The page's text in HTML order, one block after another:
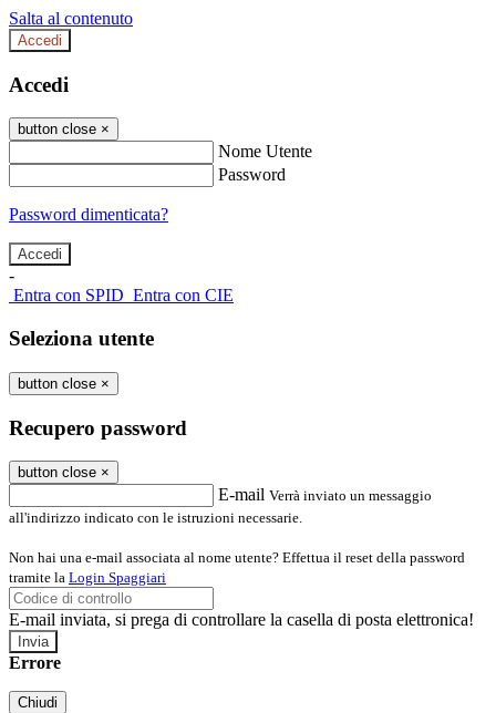
Salta al contenuto
Accedi
Accedi
button close ×
Nome Utente
Password
Password dimenticata?
-
Entra con SPID Entra con CIE
Seleziona utente
button close ×
Recupero password
button close ×
E-mail Verrà inviato un messaggio
all'indirizzo indicato con le istruzioni necessarie.
Non hai una e-mail associata al nome utente? Effettua il reset della password
tramite la Login Spaggiari
E-mail inviata, si prega di controllare la casella di posta elettronica!
Errore
Chiudi